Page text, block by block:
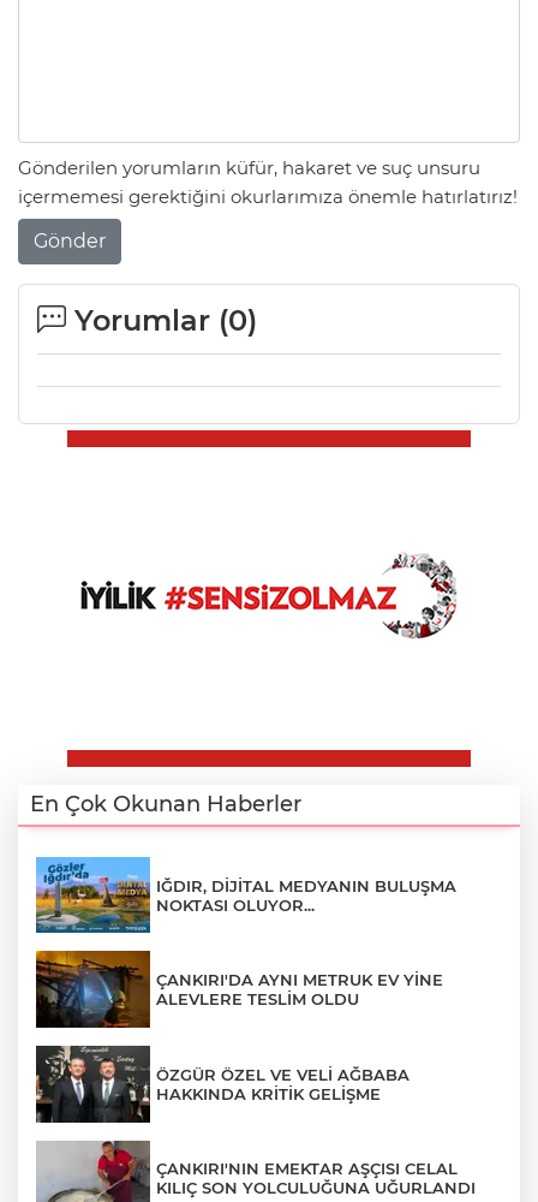
Gönderilen yorumların küfür, hakaret ve suç unsuru
içermemesi gerektiğini okurlarımıza önemle hatırlatırız!
Gönder
Yorumlar (0)
En Çok Okunan Haberler
IĞDIR, DİJİTAL MEDYANIN BULUŞMA
NOKTASI OLUYOR...
ÇANKIRI'DA AYNI METRUK EV YİNE
ALEVLERE TESLİM OLDU
ÖZGÜR ÖZEL VE VELİ AĞBABA
HAKKINDA KRİTİK GELİŞME
ÇANKIRI'NIN EMEKTAR AŞÇISI CELAL
KILIÇ SON YOLCULUĞUNA UĞURLANDI